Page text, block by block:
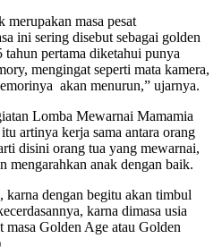
merupakan masa pesat
ini sering disebut sebagai golden
pertama diketahui punya
mengingat seperti mata kamera,
akan menurun,” ujarnya.
Lomba Mewarnai Mamamia
artinya kerja sama antara orang
disini orang tua yang mewarnai,
mengarahkan anak dengan baik.
dengan begitu akan timbul
karna dimasa usia
masa Golden Age atau Golden